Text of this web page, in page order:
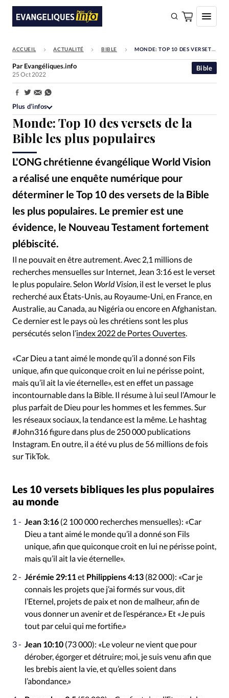
FAIRE UN DON
Faire un don
Eglises
Société
Monde
Bible
Toute l'actualité
Se connecter
Devise:CHF
RUBRIQUES
Toute l'actualité
Eglises
Histoire Laicité
Liberté religieuse
Mission
Monde People Politique
Religions
Société
ACCUEIL ACTUALITÉ BIBLE MONDE: TOP 10 DES VERSETS DE LA BIBLE LES PLUS POPULAIRES
Monde: Top 10 des versets de la
Bible les plus populaires
L'ONG chrétienne évangélique World Vision
a réalisé une enquête numérique pour
déterminer le Top 10 des versets de la Bible
les plus populaires. Le premier est une
évidence, le Nouveau Testament fortement
plébiscité.
Bible
Par Evangéliques.info
25 Oct 2022
Partager:
Plus d’infos
© Alliance Presse - Illustration de la Bible manuscrite, ici le Psaume 23 écrit par Olivier Giroud
Il ne pouvait en être autrement. Avec 2,1 millions de
recherches mensuelles sur Internet, Jean 3:16 est le verset
le plus populaire. Selon World Vision , il est le verset le plus
recherché aux États-Unis, au Royaume-Uni, en France, en
Australie, au Canada, au Nigéria ou encore en Afghanistan.
Ce dernier est le pays où les chrétiens sont les plus
persécutés selon l’index 2022 de Portes Ouvertes
«Car Dieu a tant aimé le monde qu’il a donné son Fils
unique, afin que quiconque croit en lui ne périsse point,
mais qu’il ait la vie éternelle», est en effet un passage
incontournable dans la Bible. Il résume à lui seul l’Amour le
plus parfait de Dieu pour les hommes et les femmes. Sur
les réseaux sociaux, la tendance est la même. Le hashtag
#John316 figure dans plus de 250 000 publications
Instagram. En outre, il a été vu plus de 56 millions de fois
sur TikTok.
Les 10 versets bibliques les plus populaires
au monde
Jean 3:16 (2 100 000 recherches mensuelles): «Car
Dieu a tant aimé le monde qu’il a donné son Fils
unique, afin que quiconque croit en lui ne périsse point,
mais qu’il ait la vie éternelle».
Jérémie 29:11et Philippiens 4:13 (82 000): «Car je
connais les projets que j’ai formés sur vous, dit
l’Eternel, projets de paix et non de malheur, afin de
vous donner un avenir et de l’espérance.» Et «Je puis
tout par celui qui me fortifie.»
Jean 10:10 (73 000): «Le voleur ne vient que pour
dérober, égorger et détruire; moi, je suis venu afin que
les brebis aient la vie, et qu’elles soient dans
l’abondance.»